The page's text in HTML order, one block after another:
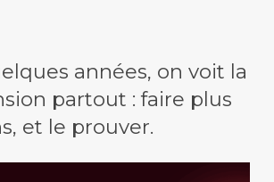
années, on voit la
partout : faire plus
et le prouver.